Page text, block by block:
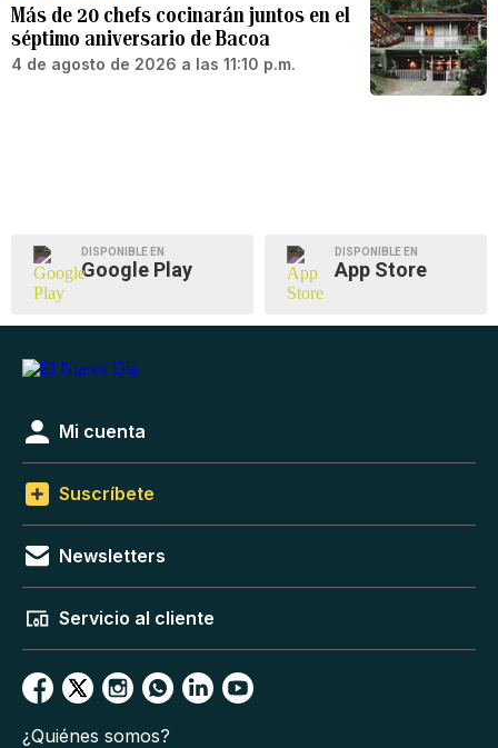
Más de 20 chefs cocinarán juntos en el
séptimo aniversario de Bacoa
4 de agosto de 2026 a las 11:10 p.m.
DISPONIBLE EN
Google Play
DISPONIBLE EN
App Store
Mi cuenta
Suscríbete
Newsletters
Servicio al cliente
¿Quiénes somos?